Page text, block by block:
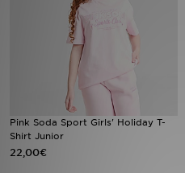
Pink Soda Sport Girls' Holiday T-
Shirt Junior
22,00€
DESPORTO
FUTEBOL JD
VER MARCAS
LOCALIZADOR DE LOJAS